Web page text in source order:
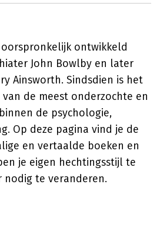
ontwikkeld
John Bowlby en later
Ainsworth. Sindsdien is het
de meest onderzochte en
de psychologie,
Op deze pagina vind je de
en vertaalde boeken en
je eigen hechtingsstijl te
nodig te veranderen.